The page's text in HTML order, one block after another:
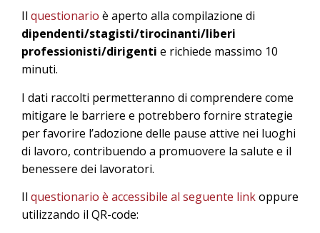
Il questionario è aperto alla compilazione di
dipendenti/stagisti/tirocinanti/liberi
professionisti/dirigenti e richiede massimo 10
minuti.
I dati raccolti permetteranno di comprendere come
mitigare le barriere e potrebbero fornire strategie
per favorire l’adozione delle pause attive nei luoghi
di lavoro, contribuendo a promuovere la salute e il
benessere dei lavoratori.
Il questionario è accessibile al seguente linkoppure
utilizzando il QR-code: